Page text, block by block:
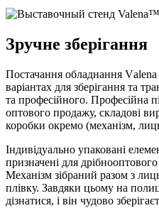
Зручне зберігання
Постачання обладнання
варіантах для зберігання та
та професійного. Професійна
оптового продажу, складові
коробки окремо (механізм,
Індивідуально упаковані
призначені для
Механізм зібраний разом з
плівку. Завдяки цьому на
дізнатися, і він чудово